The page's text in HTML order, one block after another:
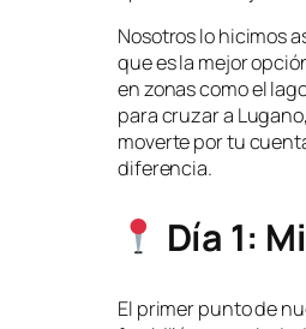
Nosotros lo hicimos
que es la mejor
en zonas como el
para cruzar a
moverte por tu
diferencia.
Día 1:
El primer punto de